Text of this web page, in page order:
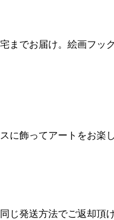
までお届け。絵画フッ
に飾ってアートをお楽
じ発送方法でご返却頂け